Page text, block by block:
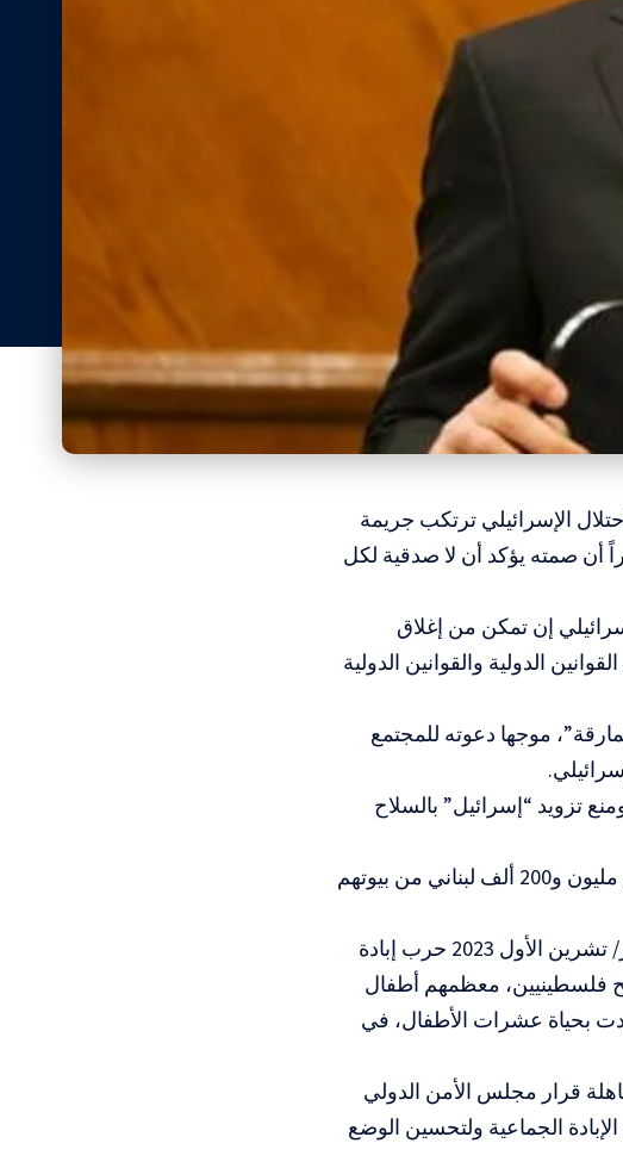
الإسرائيلي ترتكب جريمة
أن صمته يؤكد أن لا صدقية لكل
إن تمكن من إغلاق
الدولية والقوانين الدولية
موجها دعوته للمجتمع
تزويد “إسرائيل” بالسلاح
وأشار “الصفدي”، إلى العدوان في لبنان تسبب في تهجير أكثر من مليون و200 ألف لبناني من بيوتهم
وبدعم أمريكي مطلق يشن جيش الاحتلال الإسرائيلي منذ 7 أكتوبر/ تشرين الأول 2023 حرب إبادة
أكثر من 140 ألف شهيد وجريح فلسطينيين، معظمهم أطفال
أودت بحياة عشرات الأطفال، في
قرار مجلس الأمن الدولي
الجماعية ولتحسين الوضع